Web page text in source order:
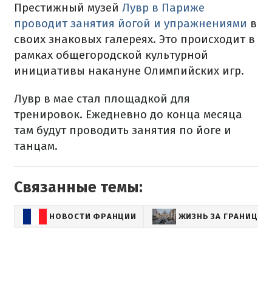
Престижный музей Лувр в Париже
проводит занятия йогой и упражнениями в
своих знаковых галереях. Это происходит в
рамках общегородской культурной
инициативы накануне Олимпийских игр.
Лувр в мае стал площадкой для
тренировок. Ежедневно до конца месяца
там будут проводить занятия по йоге и
танцам.
Связанные темы:
НОВОСТИ ФРАНЦИИ ЖИЗНЬ ЗА ГРАНИЦЕЙ